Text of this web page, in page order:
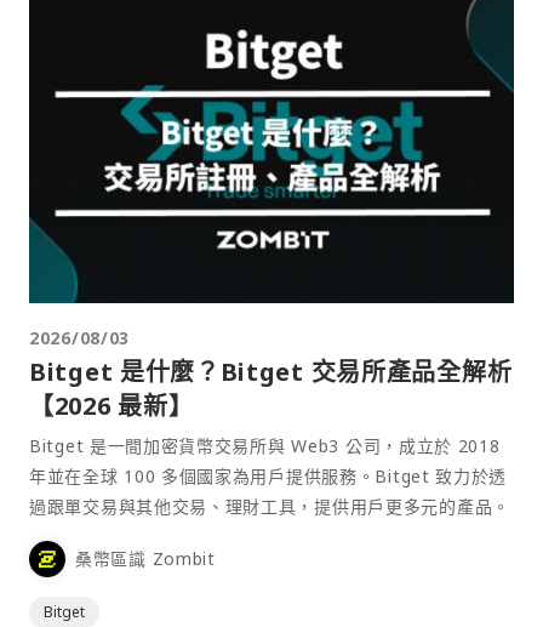
2026/08/03
Bitget 是什麼？Bitget 交易所產品全解析
【2026 最新】
Bitget 是一間加密貨幣交易所與 Web3 公司，成立於 2018
年並在全球 100 多個國家為用戶提供服務。Bitget 致力於透
過跟單交易與其他交易、理財工具，提供用戶更多元的產品。
桑幣區識 Zombit
Bitget